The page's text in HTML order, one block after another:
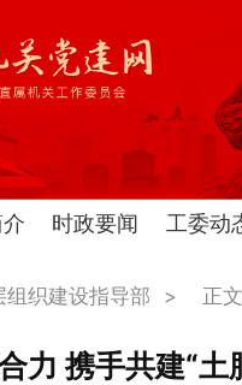
时政要闻 工委动
组织建设指导部 > 正文
力 携手共建“土